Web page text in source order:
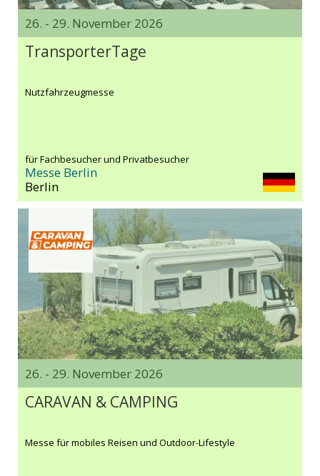
26. - 29. November 2026
TransporterTage
Nutzfahrzeugmesse
für Fachbesucher und Privatbesucher
Messe Berlin
Berlin
26. - 29. November 2026
CARAVAN & CAMPING
Messe für mobiles Reisen und Outdoor-Lifestyle